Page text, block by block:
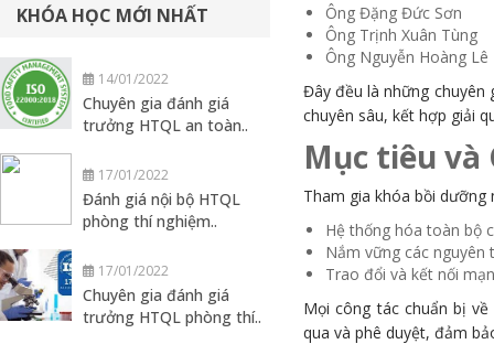
KHÓA HỌC MỚI NHẤT
14/01/2022
Chuyên gia đánh giá
trưởng HTQL an toàn..
17/01/2022
Đánh giá nội bộ HTQL
phòng thí nghiệm..
17/01/2022
Chuyên gia đánh giá
trưởng HTQL phòng thí..
Ông Đặng Đức Sơn
Ông Trịnh Xuân Tùng
Ông Nguyễn Hoàng Lê
Đây đều là những chuyên
chuyên sâu, kết hợp giải
Mục tiêu
Tham gia khóa bồi dưỡng
Hệ thống hóa toàn bộ
Nắm vững các
Trao đổi và kết nối
Mọi công tác chuẩn bị
qua và phê duyệt, đảm